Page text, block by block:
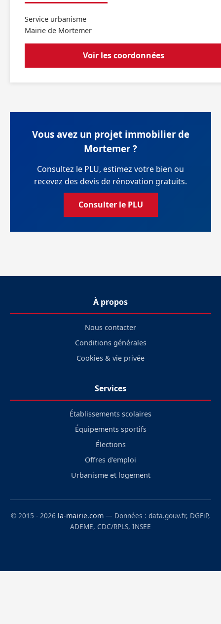
Service urbanisme
Mairie de Mortemer
Voir les coordonnées
Vous avez un projet immobilier de
Mortemer ?
Consultez le PLU, estimez votre bien ou
recevez des devis de rénovation gratuits.
Consulter le PLU
À propos
Nous contacter
Conditions générales
Cookies & vie privée
Services
Établissements scolaires
Équipements sportifs
Élections
Offres d'emploi
Urbanisme et logement
© 2015 - 2026 la-mairie.com — Données : data.gouv.fr, DGFiP,
ADEME, CDC/RPLS, INSEE